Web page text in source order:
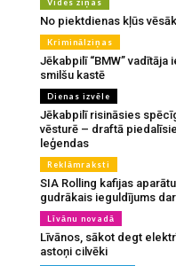
Vides ziņas
No piektdienas kļūs
Kriminālziņas
Jēkabpilī “BMW”
smilšu kastē
Dienas izvēle
Jēkabpilī risināsies
vēsturē – draftā
leģendas
Reklāmraksti
SIA Rolling kafijas
gudrākais ieguldījums
Līvānu novadā
Līvānos, sākot degt
astoņi cilvēki